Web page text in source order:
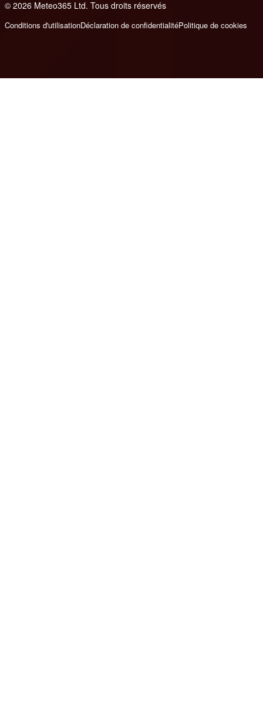
© 2026 Meteo365 Ltd. Tous droits réservés
Conditions d'utilisationDéclaration de confidentialitéPolitique de cookies